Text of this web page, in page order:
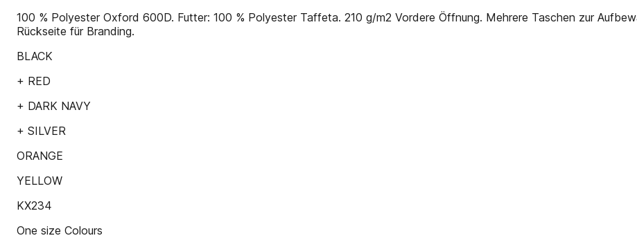
100 % Polyester Oxford 600D. Futter: 100 % Polyester Taffeta. 210 g/m2 Vordere Öffnung. Mehrere Taschen zur
Rückseite für Branding.
BLACK
+ RED
+ DARK NAVY
+ SILVER
ORANGE
YELLOW
KX234
One size Colours